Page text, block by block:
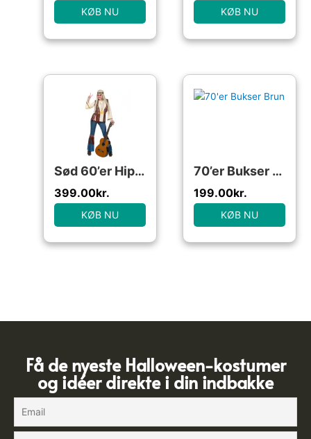
KØB NU KØB NU
Sød 60’er Hippie Kostume
399.00kr.
KØB NU
70’er Bukser Brun
199.00kr.
KØB NU
Få de nyeste Halloween-kostumer
og idéer direkte i din indbakke